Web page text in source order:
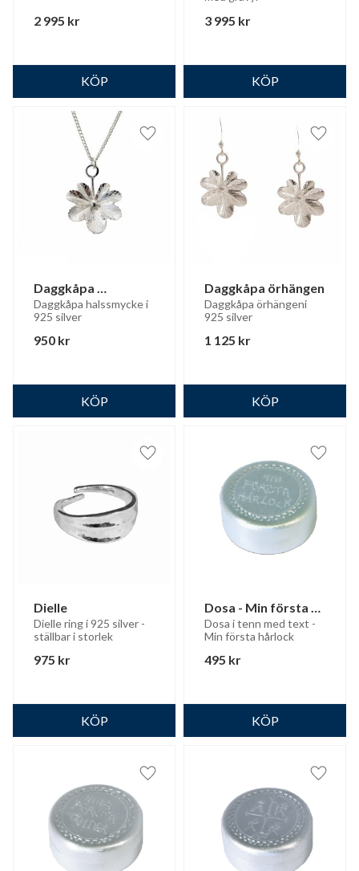
2 995 kr 3 995 kr
Daggkåpa
halssmycke
Daggkåpa halssmycke i
925 silver
950 kr
Lägg till i favoriter
Daggkåpa örhängen
Daggkåpa örhängeni
925 silver
1 125 kr
Lägg
Dielle
Dielle ring i 925 silver -
ställbar i storlek
975 kr
Lägg till i favoriter
Dosa - Min första
hårlock
Dosa i tenn med text -
Min första hårlock
495 kr
Lägg
Lägg till i favoriter Lägg